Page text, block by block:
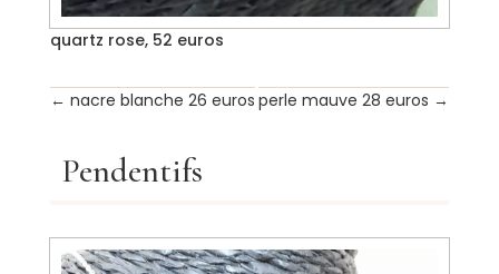
quartz rose, 52 euros
← nacre blanche 26 euros perle mauve 28 euros →
Pendentifs